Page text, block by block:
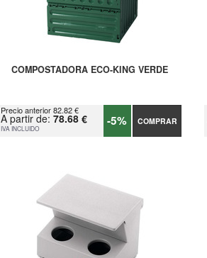
COMPOSTADORA ECO-KING VERDE
Precio anterior 82.82 €
A partir de: 78.68 €
IVA INCLUIDO -5% COMPRAR